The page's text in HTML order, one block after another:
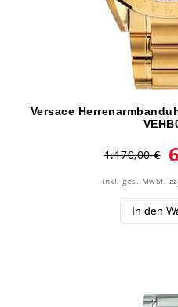
Versace
1.170,00 €
inkl. ges. MwSt.
In den